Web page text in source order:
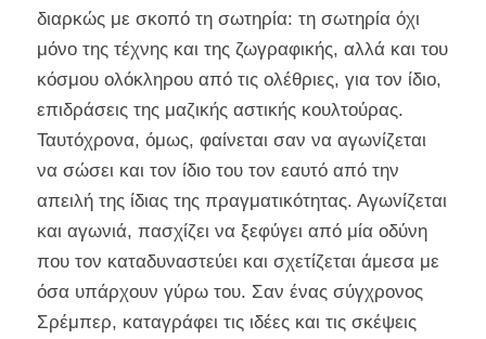
διαρκώς με σκοπό τη σωτηρία: τη σωτηρία όχι
μόνο της τέχνης και της ζωγραφικής, αλλά και του
κόσμου ολόκληρου από τις ολέθριες, για τον ίδιο,
επιδράσεις της μαζικής αστικής κουλτούρας.
Ταυτόχρονα, όμως, φαίνεται σαν να αγωνίζεται
να σώσει και τον ίδιο του τον εαυτό από την
απειλή της ίδιας της πραγματικότητας. Αγωνίζεται
και αγωνιά, πασχίζει να ξεφύγει από μία οδύνη
που τον καταδυναστεύει και σχετίζεται άμεσα με
όσα υπάρχουν γύρω του. Σαν ένας σύγχρονος
Σρέμπερ, καταγράφει τις ιδέες και τις σκέψεις